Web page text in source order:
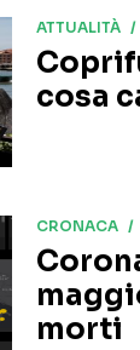
ATTUALITÀ
cosa
CRONACA
morti